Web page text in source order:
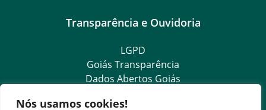
Nós usamos cookies!
Transparência e Ouvidoria
LGPD
Goiás Transparência
Dados Abertos Goiás
SIC – Serviço de Informação ao Cidadão